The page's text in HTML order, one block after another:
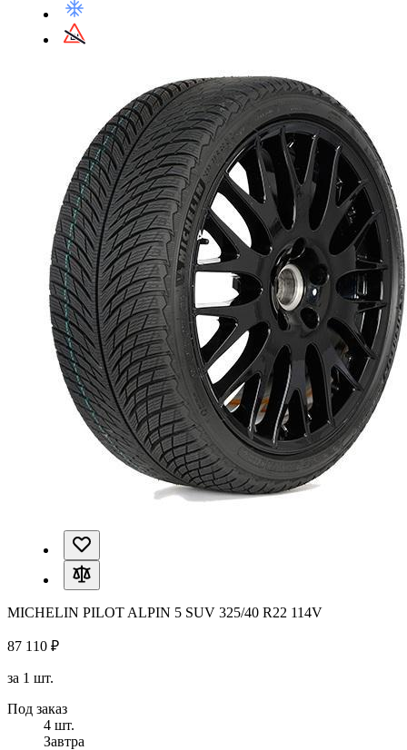
MICHELIN PILOT ALPIN 5 SUV 325/40 R22 114V
87 110 ₽
за 1 шт.
Под заказ
4 шт.
Завтра